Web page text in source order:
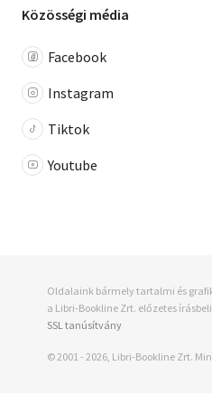
Közösségi média
Facebook
Instagram
Tiktok
Youtube
Oldalaink bármely tartalmi és
a Libri-Bookline Zrt. előzetes
SSL tanúsítvány
© 2001 - 2026, Libri-Bookline Zrt.